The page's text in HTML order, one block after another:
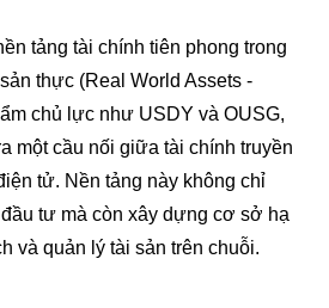
tảng tài chính tiên phong trong
thực (Real World Assets -
chủ lực như USDY và OUSG,
một cầu nối giữa tài chính truyền
tử. Nền tảng này không chỉ
tư mà còn xây dựng cơ sở hạ
và quản lý tài sản trên chuỗi.